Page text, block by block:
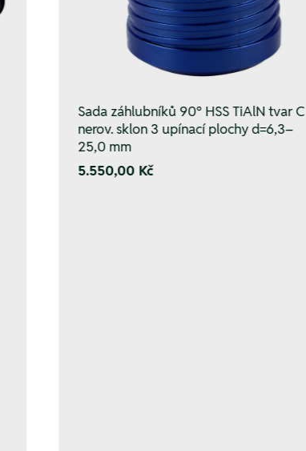
Sada záhlubníků 90° HSS TiAlN tvar C
nerov. sklon 3 upínací plochy d=6,3–
25,0 mm
5.550,00 Kč